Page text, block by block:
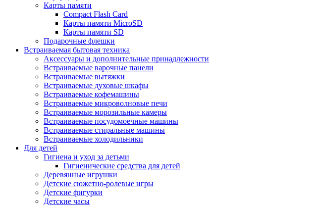
Карты памяти
Compact Flash Card
Карты памяти MicroSD
Карты памяти SD
Подарочные флешки
Встраиваемая бытовая техника
Аксессуары и дополнительные принадлежности
Встраиваемые варочные панели
Встраиваемые вытяжки
Встраиваемые духовые шкафы
Встраиваемые кофемашины
Встраиваемые микроволновые печи
Встраиваемые морозильные камеры
Встраиваемые посудомоечные машины
Встраиваемые стиральные машины
Встраиваемые холодильники
Для детей
Гигиена и уход за детьми
Гигиенические средства для детей
Деревянные игрушки
Детские сюжетно-ролевые игры
Детские фигурки
Детские часы